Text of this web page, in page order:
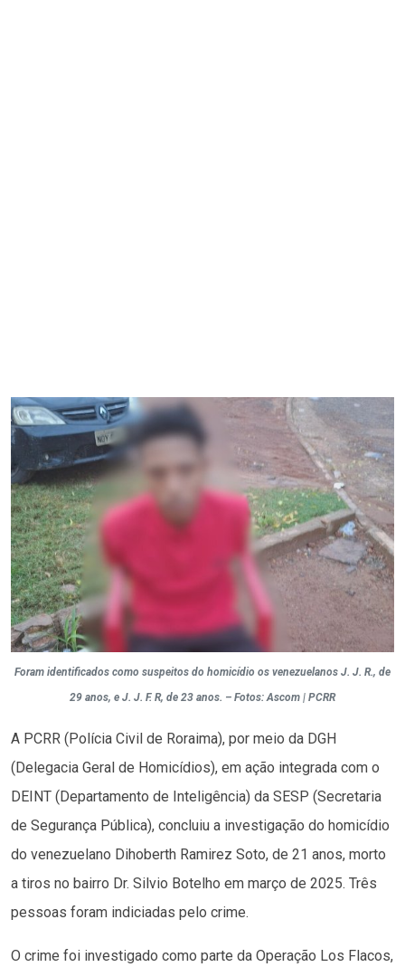
Foram identificados como suspeitos do homicídio os venezuelanos J. J. R., de
29 anos, e J. J. F. R, de 23 anos. – Fotos: Ascom | PCRR
A PCRR (Polícia Civil de Roraima), por meio da DGH
(Delegacia Geral de Homicídios), em ação integrada com o
DEINT (Departamento de Inteligência) da SESP (Secretaria
de Segurança Pública), concluiu a investigação do homicídio
do venezuelano Dihoberth Ramirez Soto, de 21 anos, morto
a tiros no bairro Dr. Silvio Botelho em março de 2025. Três
pessoas foram indiciadas pelo crime.
O crime foi investigado como parte da Operação Los Flacos,